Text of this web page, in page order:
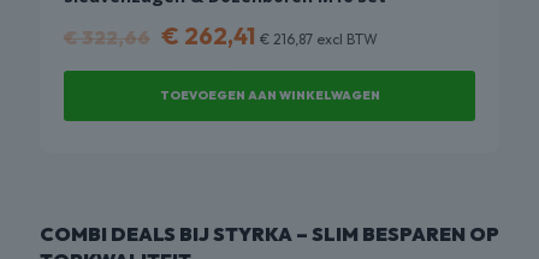
€322,66 Oorspronkelijke
was:
€ 322,66.
€ 262,41 Huidige
is:
€ 262,41.
€ 216,87 excl BTW
TOEVOEGEN AAN WINKELWAGEN
COMBI DEALS BIJ STYRKA – SLIM BESPAREN OP